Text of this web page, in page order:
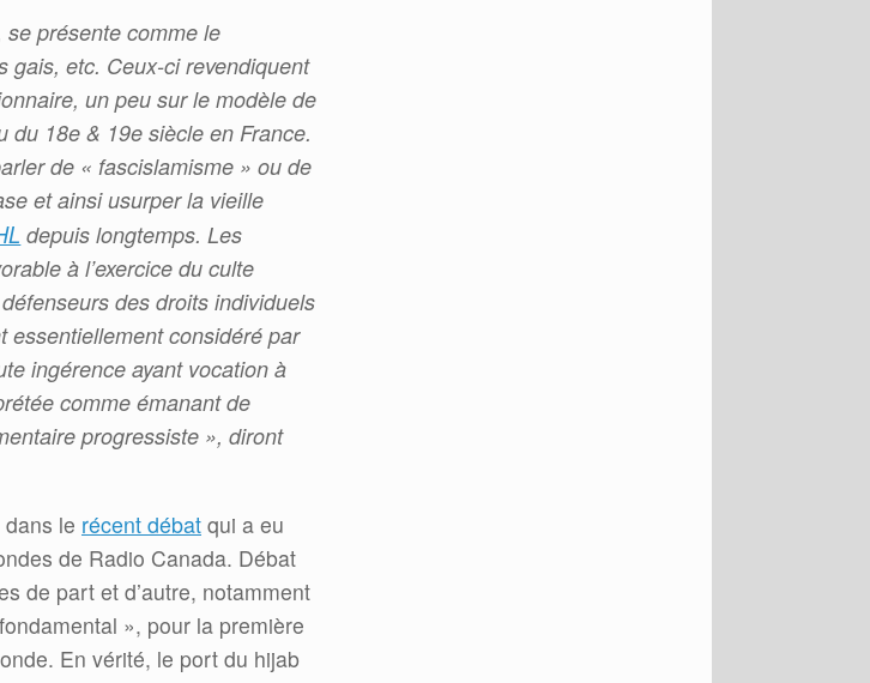
se présente comme le
gais, etc. Ceux-ci revendiquent
un peu sur le modèle de
du 18e & 19e siècle en France.
de « fascislamisme » ou de
et ainsi usurper la vieille
depuis longtemps. Les
à l’exercice du culte
des droits individuels
essentiellement considéré par
ingérence ayant vocation à
comme émanant de
progressiste », diront
le récent débat qui a eu
de Radio Canada. Débat
de part et d’autre, notamment
», pour la première
En vérité, le port du hijab